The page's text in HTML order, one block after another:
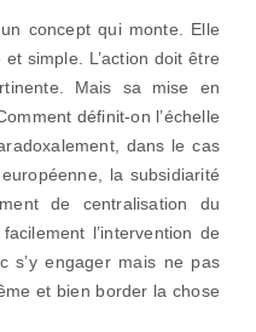
concept qui monte. Elle
simple. L’action doit être
Mais sa mise en
définit-on l’échelle
dans le cas
la subsidiarité
de centralisation du
l’intervention de
s’y engager mais ne pas
et bien border la chose